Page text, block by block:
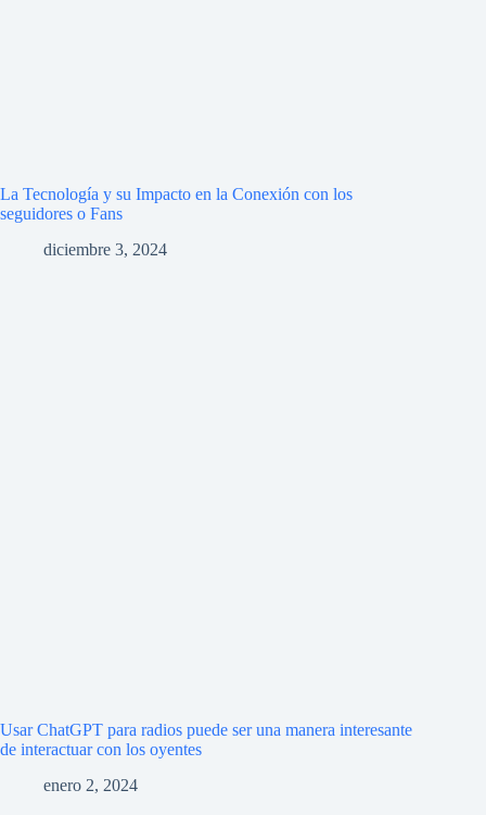
La Tecnología y su Impacto en la Conexión con los
seguidores o Fans
diciembre 3, 2024
Usar ChatGPT para radios puede ser una manera interesante
de interactuar con los oyentes
enero 2, 2024